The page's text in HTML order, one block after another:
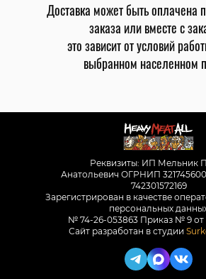
Доставка может быть оплачена
заказа или вместе с
это зависит от условий
выбранном населенном
Реквизиты: ИП Мельник
Анатольевич ОГРНИП
742301572169
Зарегистрирован в качестве
персональных
№ 74-26-053863 Приказ № 9 от
Сайт разработан в студии